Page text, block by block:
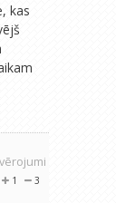
kas
3
1